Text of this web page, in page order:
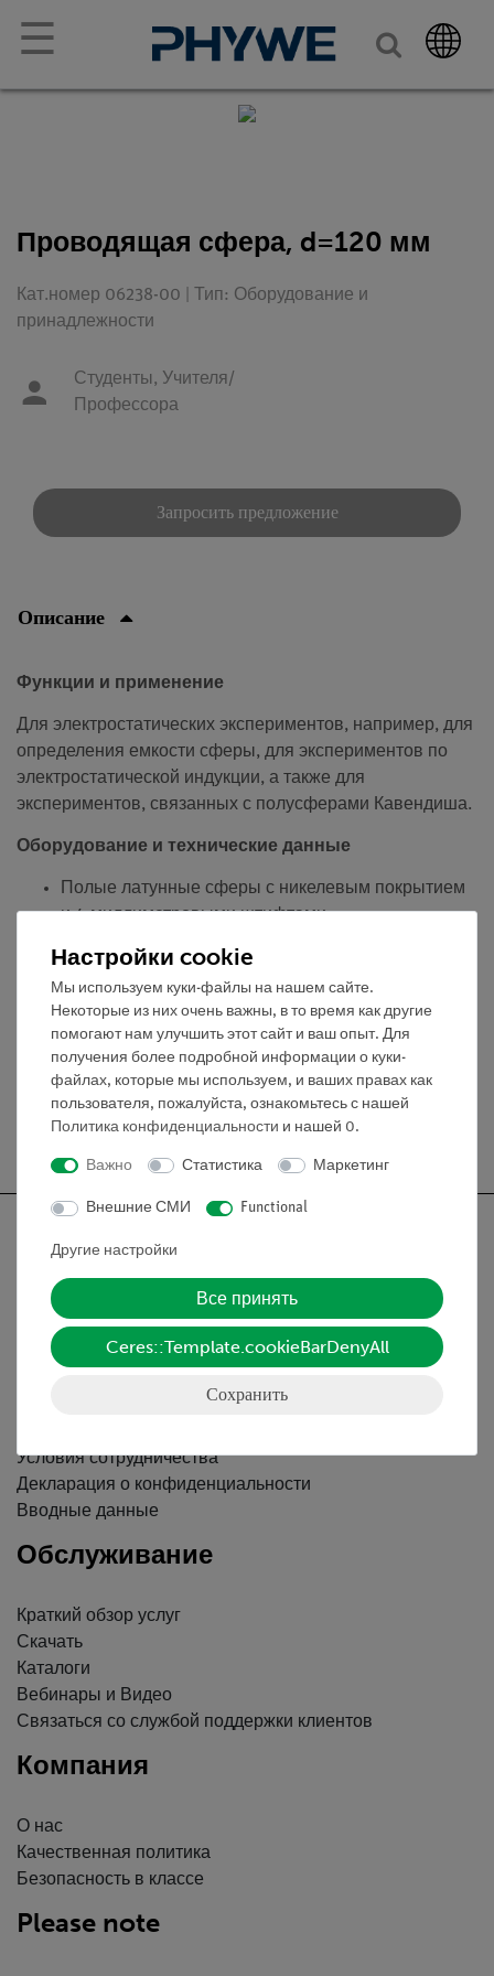
☰
Проводящая сфера, d=120 мм
Кат.номер 06238-00 | Тип: Оборудование и
принадлежности
Студенты, Учителя/
Профессора
Запросить предложение
Описание
Функции и применение
Для электростатических экспериментов, например, для
определения емкости сферы, для экспериментов по
электростатической индукции, а также для
экспериментов, связанных с полусферами Кавендиша.
Оборудование и технические данные
Полые латунные сферы с никелевым покрытием
и 4-миллиметровыми штифтами.
Аксессуары
Изолирующий стержень (06021.00).
Бесплатная доставка от 300,- €
Nach oben
Информация
Условия сотрудничества
Декларация о конфиденциальности
Вводные данные
Обслуживание
Краткий обзор услуг
Скачать
Каталоги
Вебинары и Видео
Связаться со службой поддержки клиентов
Компания
О нас
Качественная политика
Безопасность в классе
Please note
Настройки cookie
Мы используем куки-файлы на нашем сайте.
Некоторые из них очень важны, в то время как другие
помогают нам улучшить этот сайт и ваш опыт. Для
получения более подробной информации о куки-
файлах, которые мы используем, и ваших правах как
пользователя, пожалуйста, ознакомьтесь с нашей
Политика конфиденциальности и нашей 0.
Важно Статистика Маркетинг
Внешние СМИ Functional
Другие настройки
Все принять
Ceres::Template.cookieBarDenyAll
Сохранить